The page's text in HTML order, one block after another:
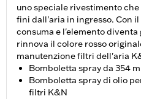
uno speciale rivestimento
fini dall'aria in ingresso. Con
consuma e l'elemento
rinnova il colore rosso
manutenzione filtri dell'aria
Bomboletta spray da 354
Bomboletta spray di olio
filtri K&N